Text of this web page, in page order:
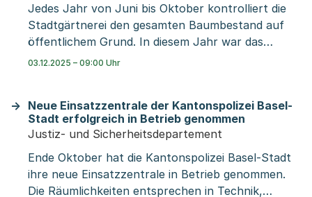
und ressourcenschonenden Mobilität.
Jedes Jahr von Juni bis Oktober kontrolliert die
Stadtgärtnerei den gesamten Baumbestand auf
öffentlichem Grund. In diesem Jahr war das
Wetter im Sommer von häufigen Regenfällen
müssen 261 Bäume im öffentlichen Raum ersetzt
werden. Die häufigsten Gründe, die zu einer
Entscheidung für einen Ersatz führen, sind
ungenügende Stabilität, Baumkronenteile, die
abzubrechen drohen oder fehlendes
Entwicklungspotenzial. Davon sind 200 geschützte
03.12.2025 – 09:00 Uhr
Neue Einsatzzentrale der Kantonspolizei Basel-
Stadt erfolgreich in Betrieb genommen
Justiz- und Sicherheitsdepartement
Ende Oktober hat die Kantonspolizei Basel-Stadt
ihre neue Einsatzzentrale in Betrieb genommen.
Die Räumlichkeiten entsprechen in Technik,